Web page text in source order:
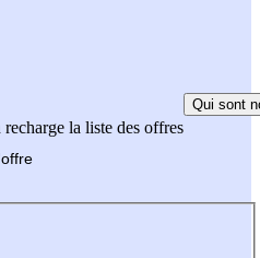
la liste des offres
Qui sont